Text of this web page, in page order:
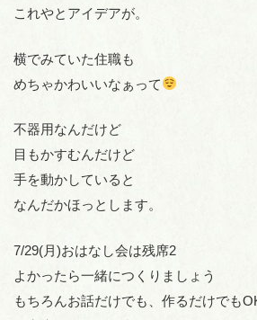
これやとアイデアが。
横でみていた住職も
めちゃかわいいなぁって
不器用なんだけど
目もかすむんだけど
手を動かしていると
なんだかほっとします。
7/29(月)おはなし会は残席2
よかったら一緒につくりましょう
もちろんお話だけでも、作るだけでも